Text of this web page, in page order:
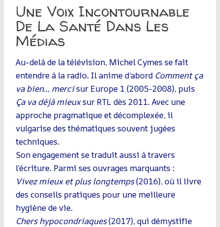
Une Voix Incontournable
De La Santé Dans Les
Médias
Au-delà de la télévision, Michel Cymes se fait
entendre à la radio. Il anime d’abord Comment ça
va bien… mercisur Europe 1 (2005-2008), puis
Ça va déjà mieuxsur RTL dès 2011. Avec une
approche pragmatique et décomplexée, il
vulgarise des thématiques souvent jugées
techniques.
Son engagement se traduit aussi à travers
l’écriture. Parmi ses ouvrages marquants :
Vivez mieux et plus longtemps(2016), où il livre
des conseils pratiques pour une meilleure
hygiène de vie.
Chers hypocondriaques(2017), qui démystifie